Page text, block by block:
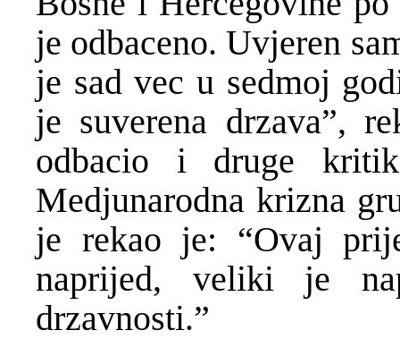
je odbaceno. Uvjeren
je sad vec u sedmoj
je suverena drzava”,
odbacio i druge
Medjunarodna krizna
je rekao je: “Ovaj
naprijed, veliki je
drzavnosti.”